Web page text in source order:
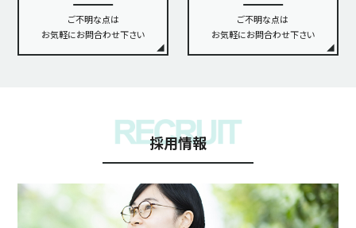
ご不明な点は
お気軽にお問合わせ下さい
ご不明な点は
お気軽にお問合わせ下さい
採用情報